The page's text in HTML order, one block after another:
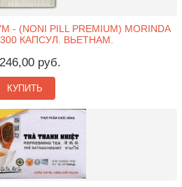
PILL PREMIUM) MORINDA
300 КАПСУЛ. ВЬЕТНАМ.
руб.
КУПИТЬ